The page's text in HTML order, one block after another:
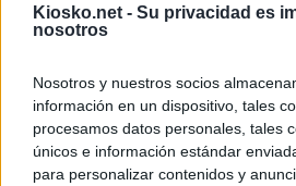
Kiosko.net - Su privacidad es
nosotros
Nosotros y nuestros socios
información en un dispositivo, tales
procesamos datos personales, tales
únicos e información estándar
para personalizar contenidos y